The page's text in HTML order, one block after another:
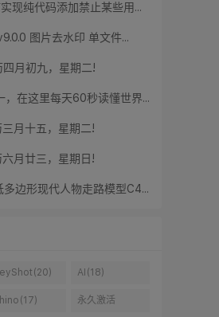
实现纯代码添加禁止某些 用...
9.0.0 图 片去水印 单文件...
四 月 初九 ， 星期 二!
， 在这里每天60秒读懂世界...
三月 十五 ， 星期 二!
六月 廿三， 星期 日 !
多边形现代人物走路模型C4...
AI(18)
永久激活